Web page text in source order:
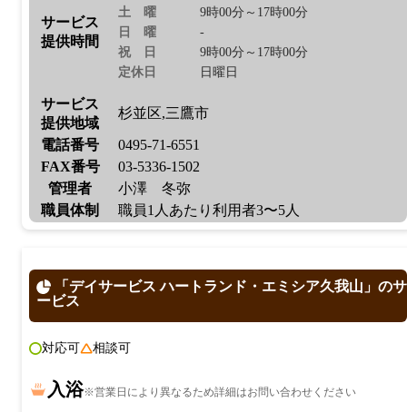
サービス
提供時間
土曜
9時00分～17時00分
日曜
-
祝日
9時00分～17時00分
定休日
日曜日
サービス
提供地域
杉並区,三鷹市
電話番号
0495-71-6551
FAX番号
03-5336-1502
管理者
小澤 冬弥
職員体制
職員1人あたり利用者3〜5人
「デイサービス ハートランド・エミシア久我山」のサ
ービス
対応可 相談可
入浴※営業日により異なるため詳細はお問い合わせください